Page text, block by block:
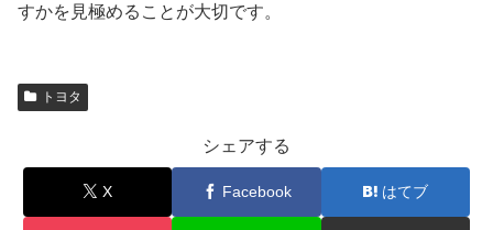
すかを見極めることが大切です。
トヨタ
シェアする
X Facebook はてブ